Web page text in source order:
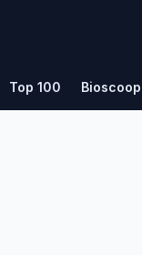
Top 100 Bioscoop